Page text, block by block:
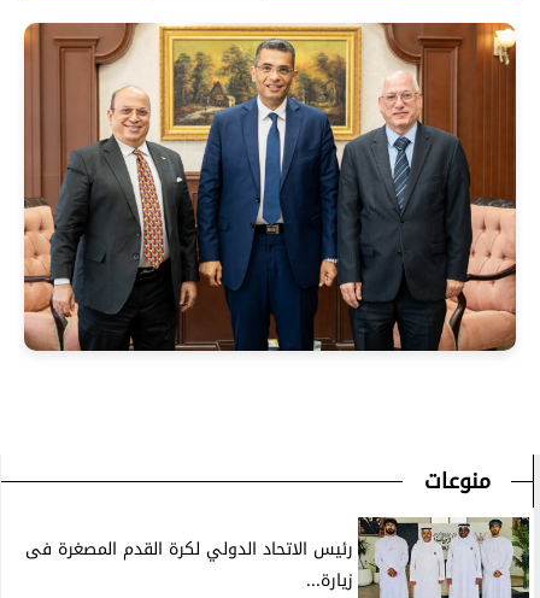
منوعات
رئيس الاتحاد الدولي لكرة القدم المصغرة فى
زيارة...